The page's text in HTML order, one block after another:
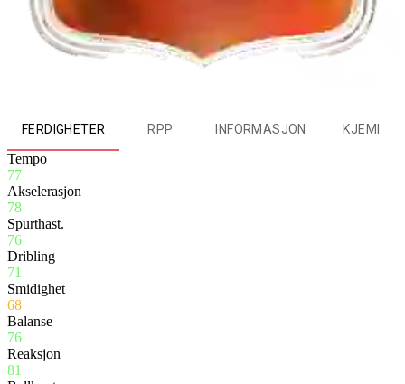
FERDIGHETER RPP INFORMASJON KJEMI
Tempo
77
Akselerasjon
78
Spurthast.
76
Dribling
71
Smidighet
68
Balanse
76
Reaksjon
81